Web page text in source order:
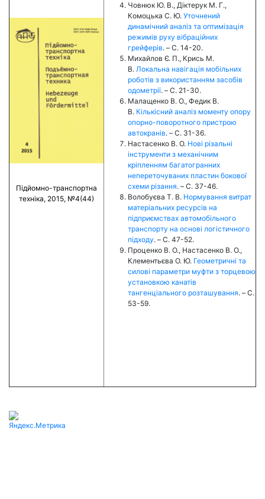
Підйомно-транспортна
техніка, 2015, №4(44)
Човнюк Ю. В., Діктерук М. Г.,
Комоцька С. Ю. Уточнений
динамічний аналіз та оптимізація
режимів руху вібраційних
грейферів. – C. 14-20.
Михайлов Є. П., Крись М.
В. Локальна навігація мобільних
роботів з використанням засобів
одометрії. – C. 21-30.
Малащенко В. О., Федик В.
В. Кількісний аналіз моменту опору
опорно-поворотного пристрою
автокранів. – C. 31-36.
Настасенко В. О. Нові різальні
інструменти з механічним
кріпленням багатогранних
непереточуваних пластин бокової
схеми різання. – C. 37-46.
Волобуєва Т. В. Нормування витрат
матеріальних ресурсів на
підприємствах автомобільного
транспорту на основі логістичного
підходу. – C. 47-52.
Проценко В. О., Настасенко В. О.,
Клементьєва О. Ю. Геометричні та
силові параметри муфти з торцевою
установкою канатів
тангенціального розташування. – C.
53-59.